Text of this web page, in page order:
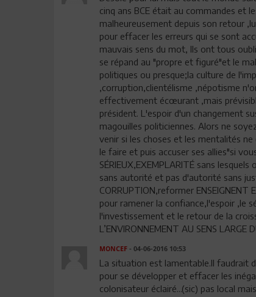
cinq ans BCE était au commandes et
malheureusement depuis son retour
pour effacer les erreurs qui se sont
mauvais sens du mot, Ils ont tous
se répand au "propre et figuré"et le
politiques ou presque;la culture de
,corruption,clientélisme ,népotisme
effectivement écœurant ,mais
président. L'espoir d'un changement
magouilles politiciennes. Alors ne
venir si les choses et les mentalités
le faire et puis accuser ses allies"si
SÉRIEUX,EXEMPLARITÉ sans
sans autorité et pas d'autorité sans
CORRUPTION,reformer
pour ramener la confiance,l'espoir ,le
l'investissement et le retour de la
L’ENVIRONNEMENT AU SENS
MONCEF- 04-06-2016 10:53
La situation est lamentable.Il faudrait
pour se développer et effacer les
colonisateur éclairé...(sic) pas local